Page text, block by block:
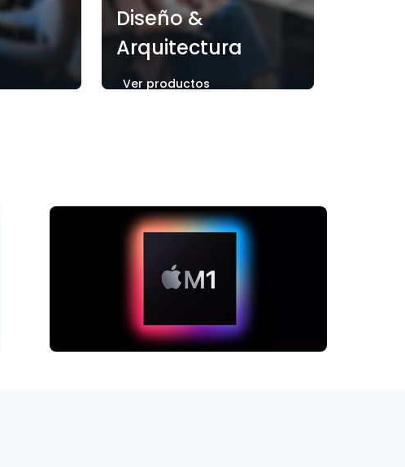
Diseño &
Arquitectura
Ver productos